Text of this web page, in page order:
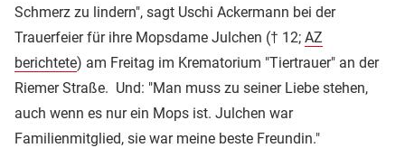
Schmerz zu lindern", sagt Uschi Ackermann bei der
Trauerfeier für ihre Mopsdame Julchen († 12; AZ
berichtete) am Freitag im Krematorium "Tiertrauer" an der
Riemer Straße. Und: "Man muss zu seiner Liebe stehen,
auch wenn es nur ein Mops ist. Julchen war
Familienmitglied, sie war meine beste Freundin."